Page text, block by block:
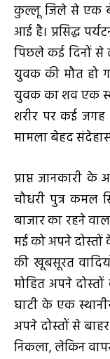
कुल्लू जिले से एक
आई है। प्रसिद्ध
पिछले कई दिनों से
युवक की मौत हो
युवक का शव एक
शरीर पर कई जगह
मामला बेहद
प्राप्त जानकारी
चौधरी पुत्र कमल
बाजार का रहने
मई को अपने
की खूबसूरत
मोहित अपने
घाटी के एक
अपने दोस्तों से
निकला, लेकिन